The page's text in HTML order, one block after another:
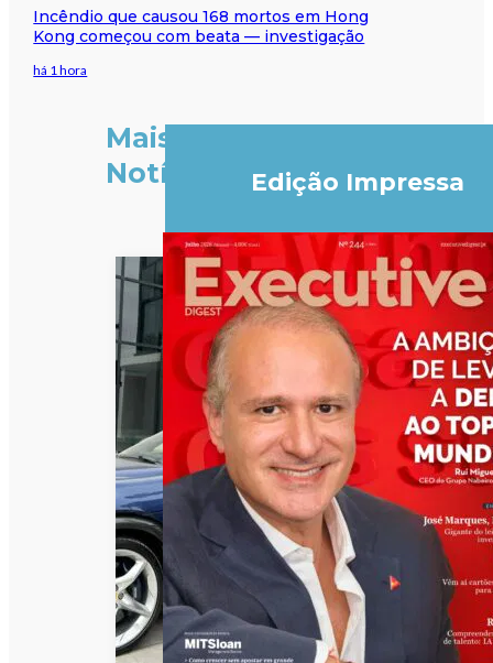
Incêndio que causou 168 mortos em Hong
Kong começou com beata — investigação
há 1 hora
Mais
Notícias
Edição Impressa